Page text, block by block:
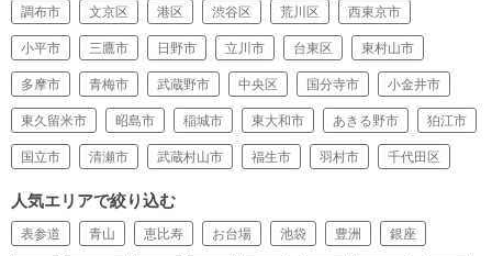
調布市 文京区 港区 渋谷区 荒川区 西東京市
小平市 三鷹市 日野市 立川市 台東区 東村山市
多摩市 青梅市 武蔵野市 中央区 国分寺市 小金井市
東久留米市 昭島市 稲城市 東大和市 あきる野市 狛江市
国立市 清瀬市 武蔵村山市 福生市 羽村市 千代田区
人気エリアで絞り込む
表参道 青山 恵比寿 お台場 池袋 豊洲 銀座